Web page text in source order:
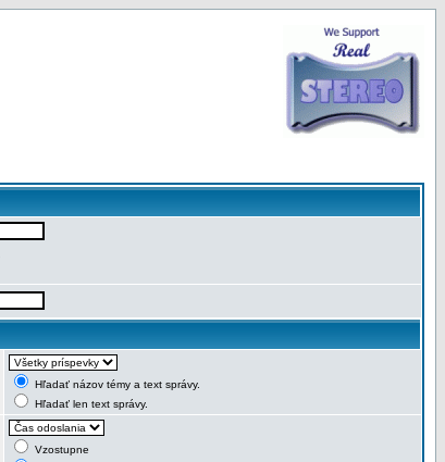
Hľadať názov témy a text správy.
Hľadať len text správy.
Vzostupne